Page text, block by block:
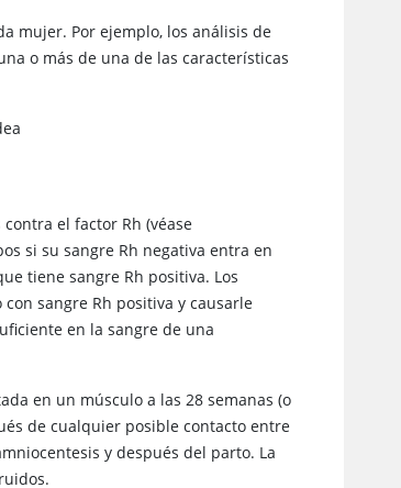
mujer. Por ejemplo, los análisis de
o más de una de las características
el factor Rh (véase
si su sangre Rh negativa entra en
tiene sangre Rh positiva. Los
sangre Rh positiva y causarle
en la sangre de una
en un músculo a las 28 semanas (o
de cualquier posible contacto entre
y después del parto. La